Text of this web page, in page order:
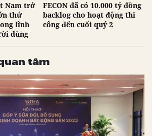
Nam trở
thứ
lĩnh
dùng
FECON đã có 10.000 tỷ đồng
backlog cho hoạt động thi
công đến cuối quý 2
tâm